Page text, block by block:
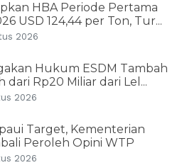
HBA Periode Pertama
USD 124,44 per Ton, Tur...
2026
Hukum ESDM Tambah
dari Rp20 Miliar dari Lel...
2026
Target, Kementerian
Peroleh Opini WTP
2026